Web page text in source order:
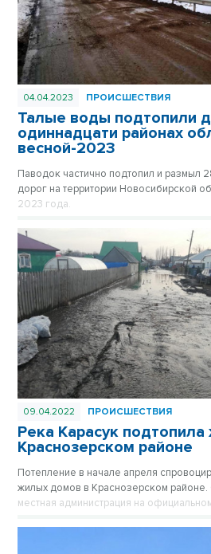
04.04.2023 ПРОИСШЕСТВИЯ
Талые воды подтопили
одиннадцати районах
весной-2023
Паводок частично подтопил и размыл
дорог на территории Новосибирской
2023 года.
09.04.2022 ПРОИСШЕСТВИЯ
Река Карасук
Краснозерском районе
Потепление в начале апреля
жилых домов в Краснозерском
местная администрация на